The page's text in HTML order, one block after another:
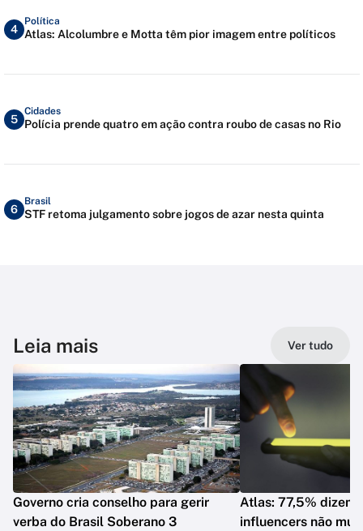
4
Política
Atlas: Alcolumbre e Motta têm pior imagem entre políticos
5
Cidades
Polícia prende quatro em ação contra roubo de casas no Rio
6
Brasil
STF retoma julgamento sobre jogos de azar nesta quinta
Leia mais Ver tudo
Governo cria conselho para gerir
verba do Brasil Soberano 3
Atlas: 77,5% dizem
influencers não